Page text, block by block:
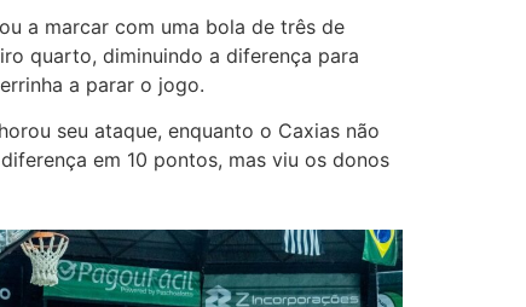
a marcar com uma bola de três de
quarto, diminuindo a diferença para
a parar o jogo.
seu ataque, enquanto o Caxias não
em 10 pontos, mas viu os donos